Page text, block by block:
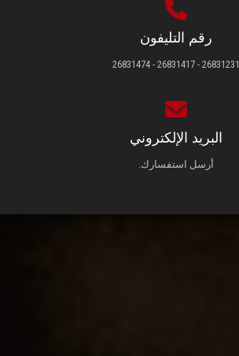
رقم التليفون
26831231 - 26831417 - 26831474
البريد الإلكتروني
أرسل استفسارك.